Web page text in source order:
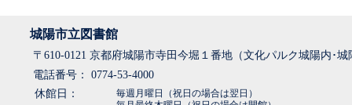
城陽市立図書館
〒610-0121 京都府城陽市寺田今堀１番地（文化パルク城陽内･
電話番号： 0774-53-4000
休館日：
毎週月曜日（祝日の場合は翌日）